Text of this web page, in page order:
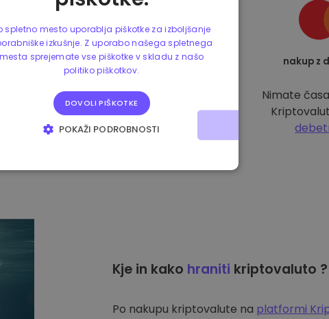
nakup z
Nimate
Kje in kako hraniti kriptovaluto ?
Po nakupu kriptovalute na platformi
spletno mesto uporablja piškotke za izboljšanje
izkušnje. Z uporabo našega spletnega
mesta sprejemate vse piškotke v skladu z našo
politiko piškotkov.
DOVOLI PIŠKOTKE
POKAŽI PODROBNOSTI